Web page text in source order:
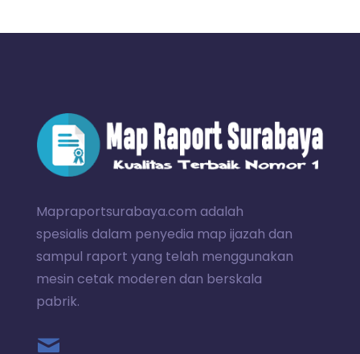
Mapraportsurabaya.com adalah
spesialis dalam penyedia map ijazah dan
sampul raport yang telah menggunakan
mesin cetak moderen dan berskala
pabrik.